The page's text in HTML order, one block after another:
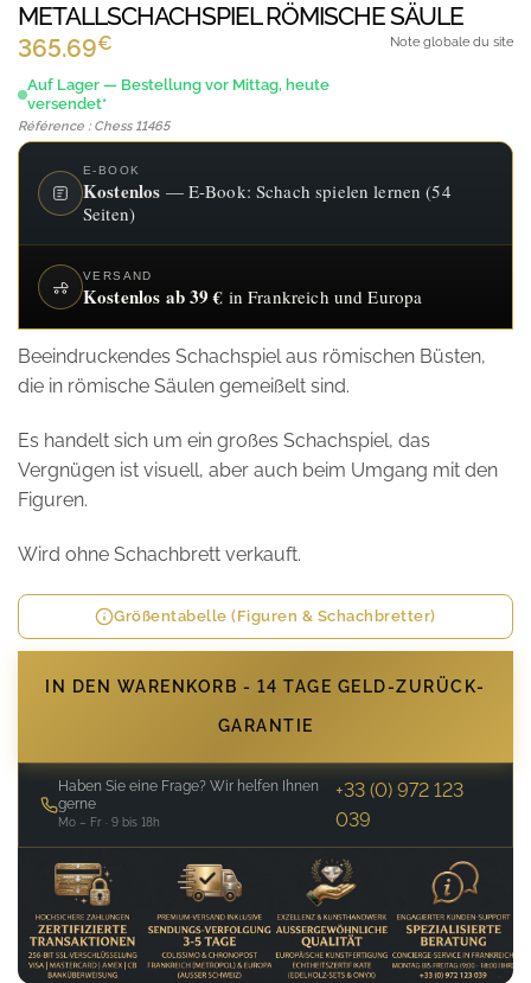
METALLSCHACHSPIEL RÖMISCHE SÄULE
365.69€
Auf Lager — Bestellung vor Mittag, heute
versendet*
Référence : Chess 11465
Note globale du site
E-BOOK
Kostenlos — E-Book: Schach spielen lernen (54
Seiten)
VERSAND
Kostenlos ab 39 € in Frankreich und Europa
Beeindruckendes Schachspiel aus römischen Büsten,
die in römische Säulen gemeißelt sind.
Es handelt sich um ein großes Schachspiel, das
Vergnügen ist visuell, aber auch beim Umgang mit den
Figuren.
Wird ohne Schachbrett verkauft.
Größentabelle (Figuren & Schachbretter)
IN DEN WARENKORB - 14 TAGE GELD-ZURÜCK-
GARANTIE
Haben Sie eine Frage? Wir helfen Ihnen
gerne
Mo – Fr · 9 bis 18h
+33 (0) 972 123
039